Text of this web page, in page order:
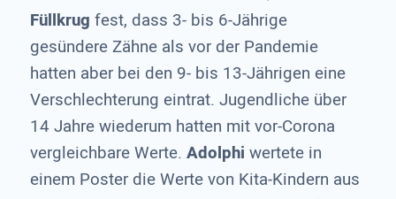
Füllkrug fest, dass 3- bis 6-Jährige
gesündere Zähne als vor der Pandemie
hatten aber bei den 9- bis 13-Jährigen eine
Verschlechterung eintrat. Jugendliche über
14 Jahre wiederum hatten mit vor-Corona
vergleichbare Werte. Adolphi wertete in
einem Poster die Werte von Kita-Kindern aus